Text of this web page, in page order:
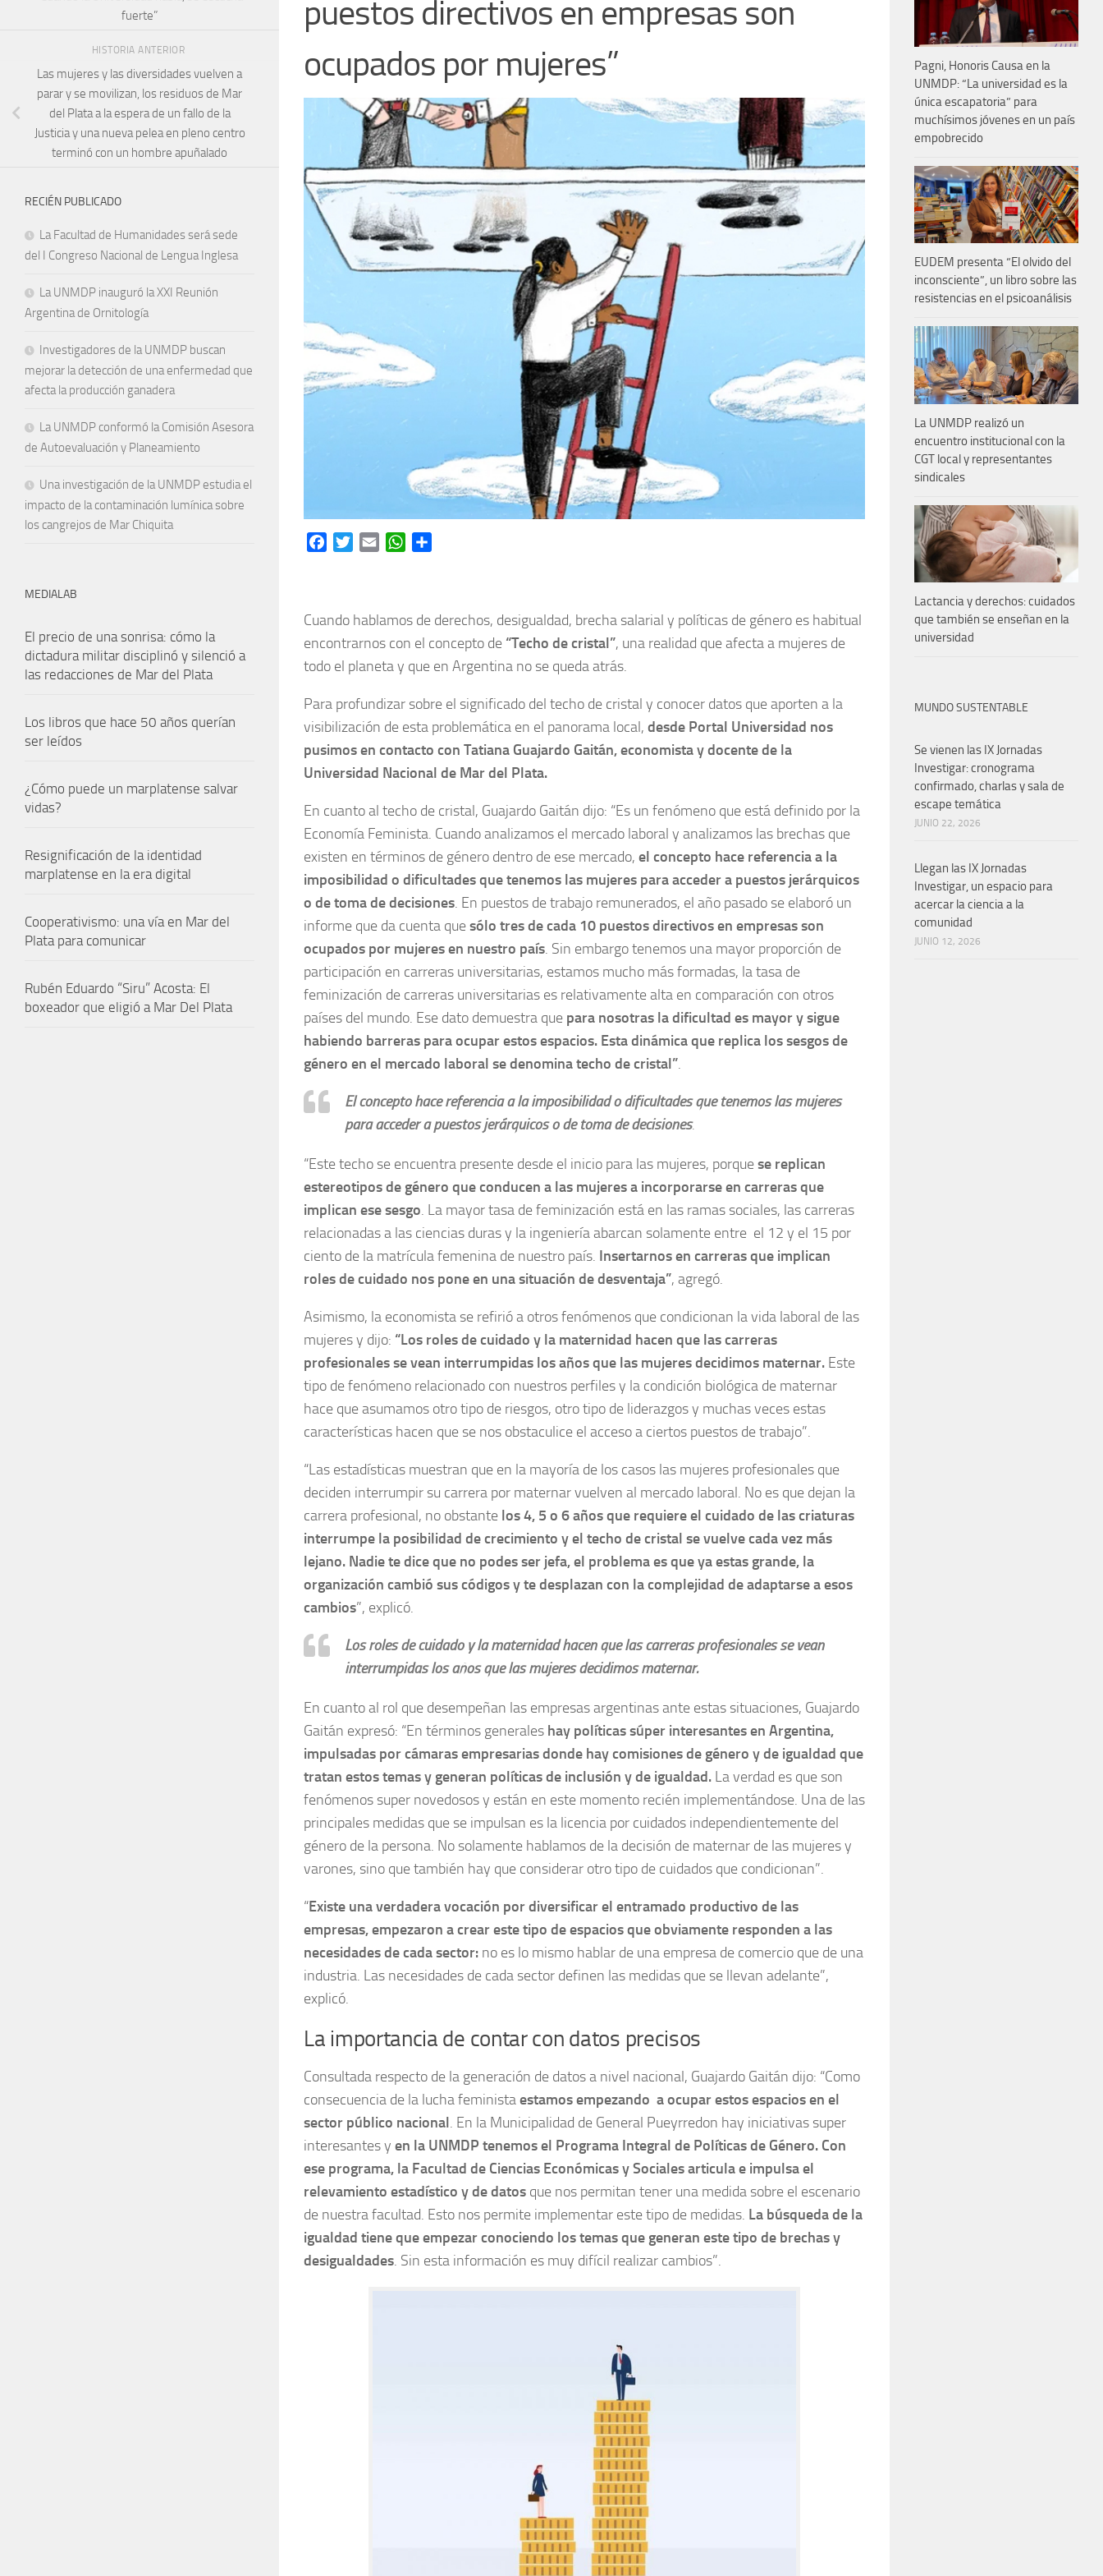
puestos directivos en empresas son
ocupados por mujeres”
FacebookTwitterEmail WhatsApp
Cuando hablamos de derechos, desigualdad, brecha salarial y políticas de género es habitual
encontrarnos con el concepto de “Techo de cristal”, una realidad que afecta a mujeres de
todo el planeta y que en Argentina no se queda atrás.
Para profundizar sobre el significado del techo de cristal y conocer datos que aporten a la
visibilización de esta problemática en el panorama local, desde Portal Universidad nos
pusimos en contacto con Tatiana Guajardo Gaitán, economista y docente de la
Universidad Nacional de Mar del Plata.
En cuanto al techo de cristal, Guajardo Gaitán dijo: “Es un fenómeno que está definido por la
Economía Feminista. Cuando analizamos el mercado laboral y analizamos las brechas que
existen en términos de género dentro de ese mercado, el concepto hace referencia a la
imposibilidad o dificultades que tenemos las mujeres para acceder a puestos jerárquicos
o de toma de decisiones. En puestos de trabajo remunerados, el año pasado se elaboró un
informe que da cuenta quesólo tres de cada 10 puestos directivos en empresas son
ocupados por mujeres en nuestro país. Sin embargo tenemos una mayor proporción de
participación en carreras universitarias, estamos mucho más formadas, la tasa de
feminización de carreras universitarias es relativamente alta en comparación con otros
países del mundo. Ese dato demuestra que para nosotras la dificultad es mayor y sigue
habiendo barreras para ocupar estos espacios. Esta dinámica que replica los sesgos de
género en el mercado laboral se denomina techo de cristal”.
El concepto hace referencia a la imposibilidad o dificultades que tenemos las mujeres
para acceder a puestos jerárquicos o de toma de decisiones.
“Este techo se encuentra presente desde el inicio para las mujeres, porquese replican
estereotipos de género que conducen a las mujeres a incorporarse en carreras que
implican ese sesgo. La mayor tasa de feminización está en las ramas sociales, las carreras
relacionadas a las ciencias duras y la ingeniería abarcan solamente entre el 12 y el 15 por
ciento de la matrícula femenina de nuestro país. Insertarnos en carreras que implican
roles de cuidado nos pone en una situación de desventaja”, agregó.
Asimismo, la economista se refirió a otros fenómenos que condicionan la vida laboral de las
mujeres y dijo: “Los roles de cuidado y la maternidad hacen que las carreras
profesionales se vean interrumpidas los años que las mujeres decidimos maternar. Este
tipo de fenómeno relacionado con nuestros perfiles y la condición biológica de maternar
hace que asumamos otro tipo de riesgos, otro tipo de liderazgos y muchas veces estas
características hacen que se nos obstaculice el acceso a ciertos puestos de trabajo”.
“Las estadísticas muestran que en la mayoría de los casos las mujeres profesionales que
deciden interrumpir su carrera por maternar vuelven al mercado laboral. No es que dejan la
carrera profesional, no obstante los 4, 5 o 6 años que requiere el cuidado de las criaturas
interrumpe la posibilidad de crecimiento y el techo de cristal se vuelve cada vez más
lejano. Nadie te dice que no podes ser jefa, el problema es que ya estas grande, la
organización cambió sus códigos y te desplazan con la complejidad de adaptarse a esos
cambios”, explicó.
Los roles de cuidado y la maternidad hacen que las carreras profesionales se vean
interrumpidas los años que las mujeres decidimos maternar.
En cuanto al rol que desempeñan las empresas argentinas ante estas situaciones, Guajardo
Gaitán expresó: “En términos generales hay políticas súper interesantes en Argentina,
impulsadas por cámaras empresarias donde hay comisiones de género y de igualdad que
tratan estos temas y generan políticas de inclusión y de igualdad. La verdad es que son
fenómenos super novedosos y están en este momento recién implementándose. Una de las
principales medidas que se impulsan es la licencia por cuidados independientemente del
género de la persona. No solamente hablamos de la decisión de maternar de las mujeres y
varones, sino que también hay que considerar otro tipo de cuidados que condicionan”.
“Existe una verdadera vocación por diversificar el entramado productivo de las
empresas, empezaron a crear este tipo de espacios que obviamente responden a las
necesidades de cada sector: no es lo mismo hablar de una empresa de comercio que de una
industria. Las necesidades de cada sector definen las medidas que se llevan adelante”,
explicó.
La importancia de contar con datos precisos
Consultada respecto de la generación de datos a nivel nacional, Guajardo Gaitán dijo: “Como
consecuencia de la lucha feministaestamos empezando a ocupar estos espacios en el
sector público nacional. En la Municipalidad de General Pueyrredon hay iniciativas super
interesantes y en la UNMDP tenemos el Programa Integral de Políticas de Género. Con
ese programa, la Facultad de Ciencias Económicas y Sociales articula e impulsa el
relevamiento estadístico y de datos que nos permitan tener una medida sobre el escenario
de nuestra facultad. Esto nos permite implementar este tipo de medidas. La búsqueda de la
igualdad tiene que empezar conociendo los temas que generan este tipo de brechas y
desigualdades. Sin esta información es muy difícil realizar cambios”.
fuerte”
HISTORIA ANTERIOR
Las mujeres y las diversidades vuelven a
parar y se movilizan, los residuos de Mar
del Plata a la espera de un fallo de la
Justicia y una nueva pelea en pleno centro
terminó con un hombre apuñalado
RECIÉN PUBLICADO
La Facultad de Humanidades será sede
del I Congreso Nacional de Lengua Inglesa
La UNMDP inauguró la XXI Reunión
Argentina de Ornitología
Investigadores de la UNMDP buscan
mejorar la detección de una enfermedad que
afecta la producción ganadera
La UNMDP conformó la Comisión Asesora
de Autoevaluación y Planeamiento
Una investigación de la UNMDP estudia el
impacto de la contaminación lumínica sobre
los cangrejos de Mar Chiquita
MEDIALAB
El precio de una sonrisa: cómo la
dictadura militar disciplinó y silenció a
las redacciones de Mar del Plata
Los libros que hace 50 años querían
ser leídos
¿Cómo puede un marplatense salvar
vidas?
Resignificación de la identidad
marplatense en la era digital
Cooperativismo: una vía en Mar del
Plata para comunicar
Rubén Eduardo “Siru” Acosta: El
boxeador que eligió a Mar Del Plata
Pagni, Honoris Causa en la
UNMDP: “La universidad es la
única escapatoria” para
muchísimos jóvenes en un país
empobrecido
EUDEM presenta “El olvido del
inconsciente”, un libro sobre las
resistencias en el psicoanálisis
La UNMDP realizó un
encuentro institucional con la
CGT local y representantes
sindicales
Lactancia y derechos: cuidados
que también se enseñan en la
universidad
MUNDO SUSTENTABLE
Se vienen las IX Jornadas
Investigar: cronograma
confirmado, charlas y sala de
escape temática
JUNIO 22, 2026
Llegan las IX Jornadas
Investigar, un espacio para
acercar la ciencia a la
comunidad
JUNIO 12, 2026